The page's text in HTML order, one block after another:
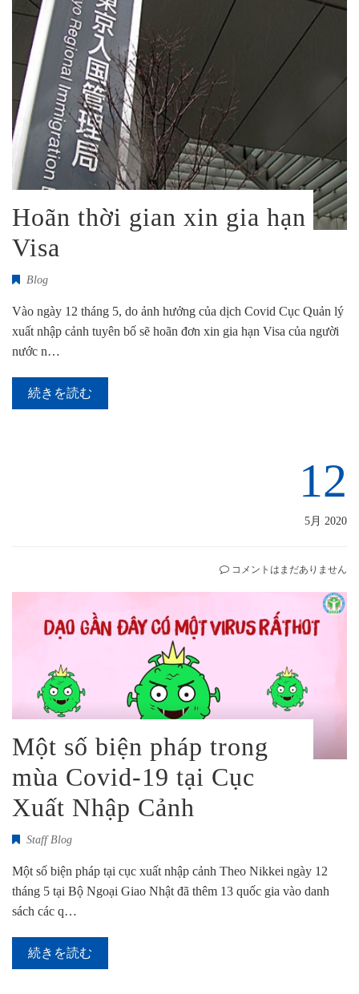
Hoãn thời gian xin gia hạn
Visa
Blog
Vào ngày 12 tháng 5, do ảnh hưởng của dịch Covid Cục Quản lý
xuất nhập cảnh tuyên bố sẽ hoãn đơn xin gia hạn Visa của người
nước n…
続きを読む
12
5月 2020
コメントはまだありません
Một số biện pháp trong
mùa Covid-19 tại Cục
Xuất Nhập Cảnh
Staff Blog
Một số biện pháp tại cục xuất nhập cảnh Theo Nikkei ngày 12
tháng 5 tại Bộ Ngoại Giao Nhật đã thêm 13 quốc gia vào danh
sách các q…
続きを読む